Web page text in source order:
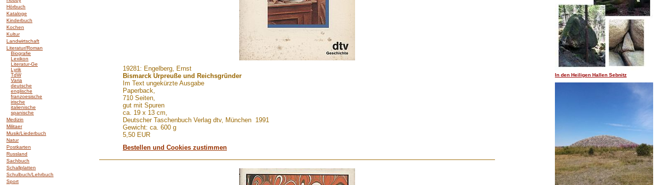
Hörbuch
Kataloge
Kinderbuch
Kochen
Kultur
Landwirtschaft
Literatur/Roman
Biografie
Lexikon
Literatur-Ge
Lyrik
TdW
Varia
deutsche
englische
franzoesische
irische
italienische
spanische
Medizin
Militaer
Musik/Liederbuch
Natur
Postkarten
Russland
Sachbuch
Schallplatten
Schulbuch/Lehrbuch
Sport
19281: Engelberg, Ernst
Bismarck Urpreuße und Reichsgründer
Im Text ungekürzte Ausgabe
Paperback,
710 Seiten,
gut mit Spuren
ca. 19 x 13 cm,
Deutscher Taschenbuch Verlag dtv, München 1991
Gewicht: ca. 600 g
5,50 EUR
Bestellen und Cookies zustimmen
In den Heiligen Hallen Sebnitz